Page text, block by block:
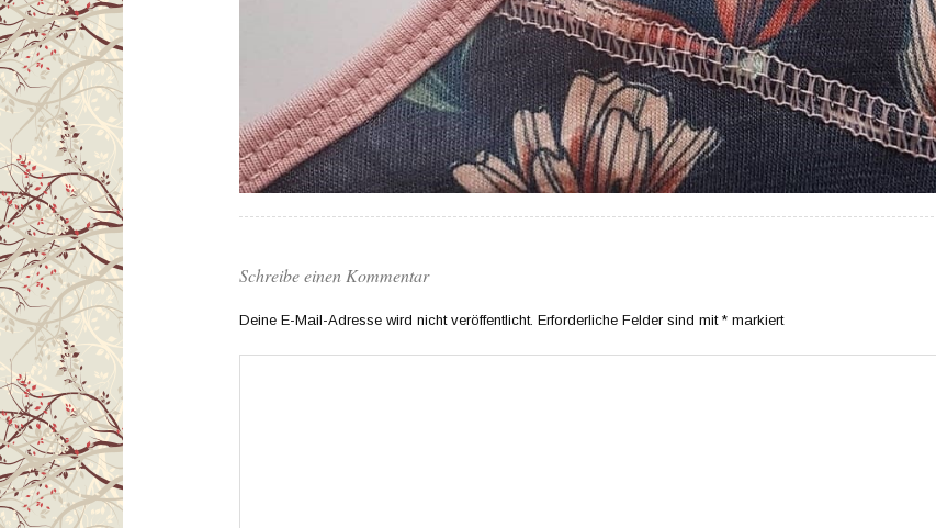
Schreibe einen Kommentar
Deine E-Mail-Adresse wird nicht veröffentlicht. Erforderliche Felder sind mit * markiert